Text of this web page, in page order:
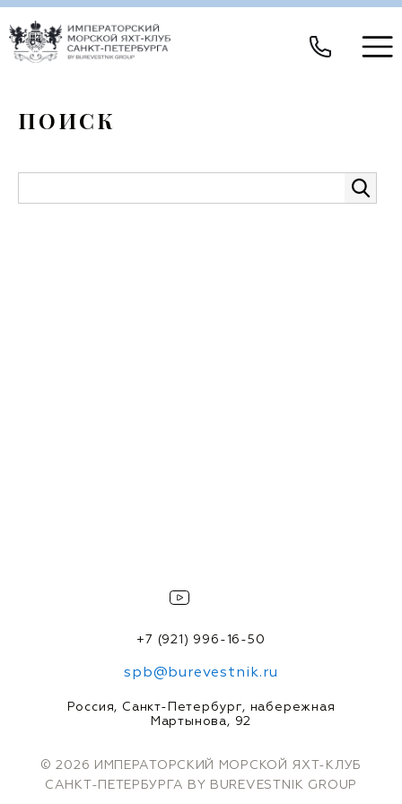
ПОИСК
+7 (921) 996-16-50
spb@burevestnik.ru
Россия, Санкт-Петербург, набережная
Мартынова, 92
© 2026 ИМПЕРАТОРСКИЙ МОРСКОЙ ЯХТ-КЛУБ
САНКТ-ПЕТЕРБУРГА BY BUREVESTNIK GROUP